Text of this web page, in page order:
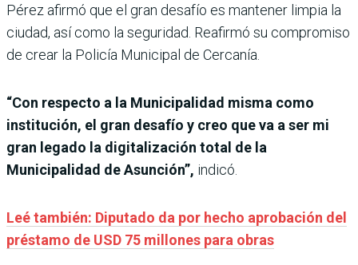
Pérez afirmó que el gran desafío es mantener limpia la
ciudad, así como la seguridad. Reafirmó su compromiso
de crear la Policía Municipal de Cercanía.
“Con respecto a la Municipalidad misma como
institución, el gran desafío y creo que va a ser mi
gran legado la digitalización total de la
Municipalidad de Asunción”, indicó.
Leé también: Diputado da por hecho aprobación del
préstamo de USD 75 millones para obras